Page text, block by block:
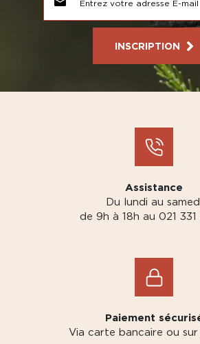
INSCRIPTION
Assistance
Du lundi au
de 9h à 18h au 021 331
Paiement
Via carte bancaire ou